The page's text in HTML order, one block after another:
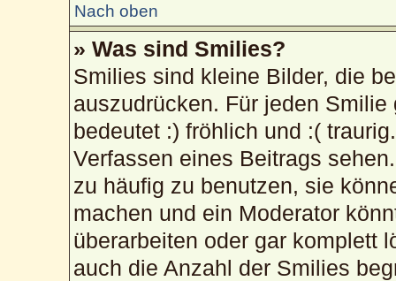
Nach oben
» Was sind Smilies?
Smilies sind kleine Bilder, die
auszudrücken. Für jeden
bedeutet :) fröhlich und :(
Verfassen eines Beitrags
zu häufig zu benutzen, sie
machen und ein Moderator
überarbeiten oder gar komplett
auch die Anzahl der Smilies